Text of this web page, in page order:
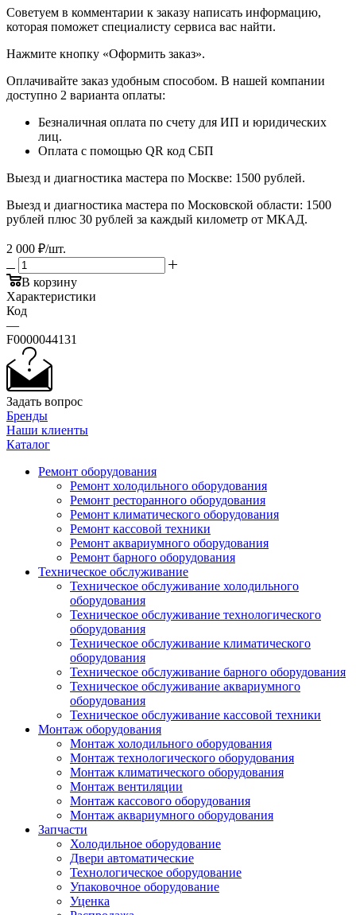
​​​​​​​Советуем в комментарии к заказу написать информацию,
которая поможет специалисту сервиса вас найти.
​​​​​​​Нажмите кнопку «Оформить заказ».
Оплачивайте заказ удобным способом. В нашей компании
доступно 2 варианта оплаты:
Безналичная оплата по счету для ИП и юридических
лиц.
Оплата с помощью QR код СБП
Выезд и диагностика мастера по Москве: 1500 рублей.
Выезд и диагностика мастера по Московской области: 1500
рублей плюс 30 рублей за каждый километр от МКАД.
2 000 ₽/шт.
В корзину
Характеристики
Код
—
F0000044131
Задать вопрос
Бренды
Наши клиенты
Каталог
Ремонт оборудования
Ремонт холодильного оборудования
Ремонт ресторанного оборудования
Ремонт климатического оборудования
Ремонт кассовой техники
Ремонт аквариумного оборудования
Ремонт барного оборудования
Техническое обслуживание
Техническое обслуживание холодильного
оборудования
Техническое обслуживание технологического
оборудования
Техническое обслуживание климатического
оборудования
Техническое обслуживание барного оборудования
Техническое обслуживание аквариумного
оборудования
Техническое обслуживание кассовой техники
Монтаж оборудования
Монтаж холодильного оборудования
Монтаж технологического оборудования
Монтаж климатического оборудования
Монтаж вентиляции
Монтаж кассового оборудования
Монтаж аквариумного оборудования
Запчасти
Холодильное оборудование
Двери автоматические
Технологическое оборудование
Упаковочное оборудование
Уценка